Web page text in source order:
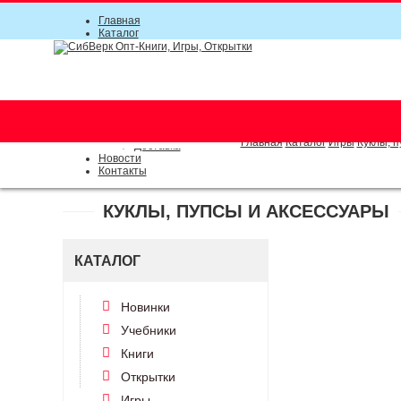
Главная
Каталог
Прайс-листы
Доставка
Новости
Контакты
Главная Каталог Игры Куклы,
КУКЛЫ, ПУПСЫ И АКСЕССУАРЫ
КАТАЛОГ
Новинки
Учебники
Книги
Открытки